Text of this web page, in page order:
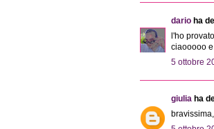
dario ha
l'ho
ciaooooo
5 ottobre
giulia ha